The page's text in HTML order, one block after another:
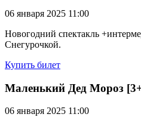
06 января 2025 11:00
Новогодний спектакль
Снегурочкой.
Купить билет
Маленький Дед Мороз
06 января 2025 11:00